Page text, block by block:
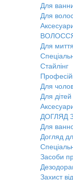
Для
Для
Для
Стайлінг
Для
Для дітей
ДОГЛЯД
Для
Догляд
Засоби
Захист